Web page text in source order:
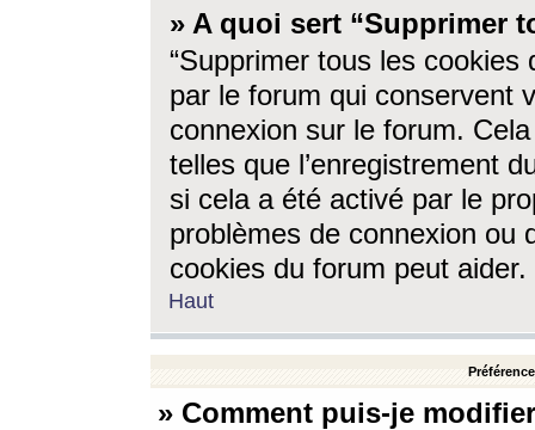
» A quoi sert “Supprimer
“Supprimer tous les cookies
par le forum qui conservent
connexion sur le forum.
telles que l’enregistrement
si cela a été activé par le
problèmes de connexion ou
cookies du forum peut aider.
Haut
» Comment puis-je